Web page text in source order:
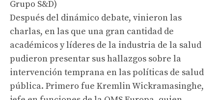
Grupo S&D)
Después del dinámico debate, vinieron las
charlas, en las que una gran cantidad de
académicos y líderes de la industria de la salud
pudieron presentar sus hallazgos sobre la
intervención temprana en las políticas de salud
pública. Primero fue Kremlin Wickramasinghe,